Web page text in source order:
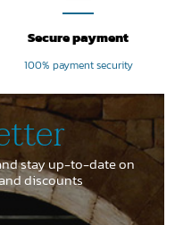
Secure payment
100% payment security
stay up-to-date on
discounts